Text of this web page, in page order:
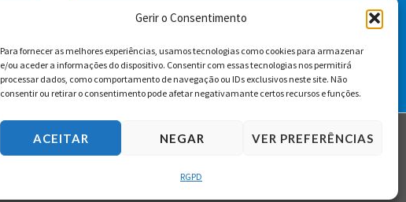
Gerir o Consentimento
Para fornecer as melhores experiências, usamos tecnologias como cookies para armazenar
e/ou aceder a informações do dispositivo. Consentir com essas tecnologias nos permitirá
processar dados, como comportamento de navegação ou IDs exclusivos neste site. Não
consentir ou retirar o consentimento pode afetar negativamante certos recursos e funções.
ACEITAR NEGAR VER PREFERÊNCIAS
RGPD